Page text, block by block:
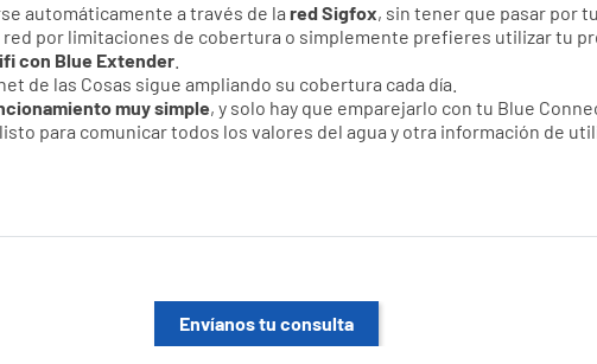
automáticamente a través de la red Sigfox, sin tener que pasar por
por limitaciones de cobertura o simplemente prefieres utilizar tu
con Blue Extender
de las Cosas sigue ampliando su cobertura cada día.
muy simple, y solo hay que emparejarlo con tu Blue
para comunicar todos los valores del agua y otra información de
Envíanos tu consulta